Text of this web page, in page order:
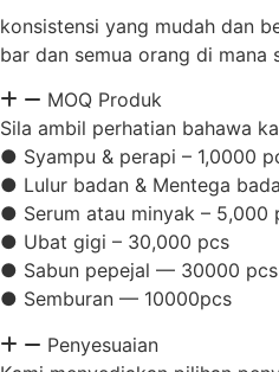
konsistensi yang mudah dan
bar dan semua orang di mana
MOQ Produk
Sila ambil perhatian bahawa
● Syampu & perapi – 1,0000
● Lulur badan & Mentega
● Serum atau minyak – 5,000
● Ubat gigi – 30,000 pcs
● Sabun pepejal — 30000 pcs
● Semburan — 10000pcs
Penyesuaian